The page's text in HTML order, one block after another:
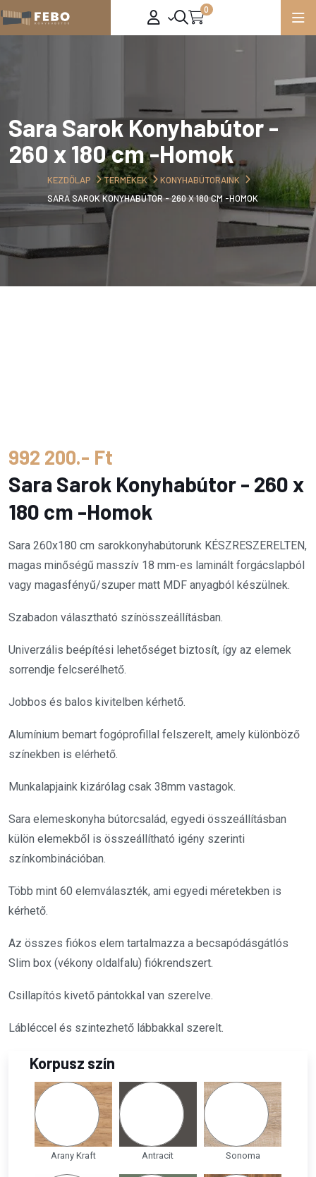
0
Sara Sarok Konyhabútor -
260 x 180 cm -Homok
KEZDŐLAP TERMÉKEK
KONYHABÚTORAINK
SARA SAROK KONYHABÚTOR - 260 X 180 CM -HOMOK
992 200.- Ft
Sara Sarok Konyhabútor - 260 x
180 cm -Homok
Sara 260x180 cm sarokkonyhabútorunk KÉSZRESZERELTEN,
magas minőségű masszív 18 mm-es laminált forgácslapból
vagy magasfényű/szuper matt MDF anyagból készülnek.
Szabadon választható színösszeállításban.
Univerzális beépítési lehetőséget biztosít, így az elemek
sorrendje felcserélhető.
Jobbos és balos kivitelben kérhető.
Alumínium bemart fogóprofillal felszerelt, amely különböző
színekben is elérhető.
Munkalapjaink kizárólag csak 38mm vastagok.
Sara elemeskonyha bútorcsalád, egyedi összeállításban
külön elemekből is összeállítható igény szerinti
színkombinációban.
Több mint 60 elemválaszték, ami egyedi méretekben is
kérhető.
Az összes fiókos elem tartalmazza a becsapódásgátlós
Slim box (vékony oldalfalu) fiókrendszert.
Csillapítós kivető pántokkal van szerelve.
Lábléccel és szintezhető lábbakkal szerelt.
Korpusz szín
Arany Kraft Antracit Sonoma